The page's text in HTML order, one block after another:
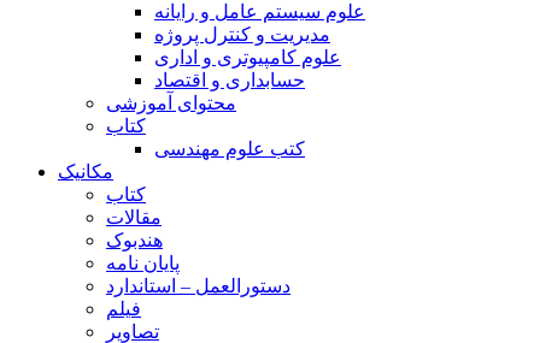
علوم سیستم عامل و رایانه
مدیریت و کنترل پروژه
علوم کامپیوتری و اداری
حسابداری و اقتصاد
محتوای آموزشی
کتاب
کتب علوم مهندسی
مکانیک
کتاب
مقالات
هندبوک
پایان نامه
دستورالعمل – استاندارد
فیلم
تصاویر